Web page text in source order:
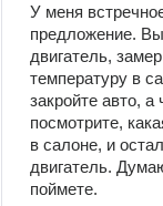
У меня
предложение.
двигатель,
температуру в
закройте авто, а
посмотрите,
в салоне, и
двигатель.
поймете.